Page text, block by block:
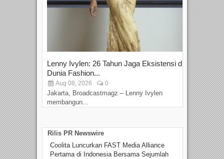
Lenny Ivylen: 26 Tahun Jaga Eksistensi di
Dunia Fashion...
Aug 08, 2026 0
Jakarta, Broadcastmagz – Lenny Ivylen
membangun...
Rilis PR Newswire
Coolita Luncurkan FAST Media Alliance
Pertama di Indonesia Bersama Sejumlah